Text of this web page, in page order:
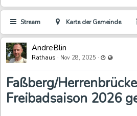
Stream Karte der Gemeinde
AndreBlin
Rathaus · Nov 28, 2025 · Last
Faßberg/
Freibadsaison 2026